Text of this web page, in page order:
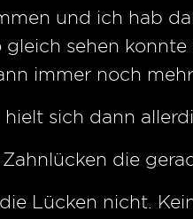
und ich hab
gleich sehen
immer noch
sich dann
die
Lücken nicht.